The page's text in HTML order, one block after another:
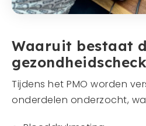
Waaruit bestaat
Tijdens het PMO worden
onderdelen onderzocht,